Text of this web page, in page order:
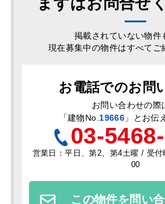
掲載されていない物件
現在募集中の物件はすべてご
お電話でのお問
お問い合わせの際
「建物No.19666 」とお伝
03-
営業日：平日、第2、第4土曜 / 受付
00
この物件を問い